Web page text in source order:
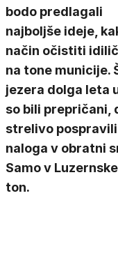
bodo predlagali
najboljše ideje,
način očistiti
na tone municije.
jezera dolga leta
so bili prepričani,
strelivo pospravili
naloga v obratni
Samo v
ton.